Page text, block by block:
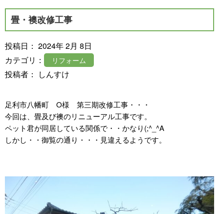
畳・襖改修工事
投稿日： 2024年 2月 8日
カテゴリ：
リフォーム
投稿者： しんすけ
足利市八幡町 O様 第三期改修工事・・・
今回は、畳及び襖のリニューアル工事です。
ペット君が同居している関係で・・かなり(;^_^A
しかし・・御覧の通り・・・見違えるようです。